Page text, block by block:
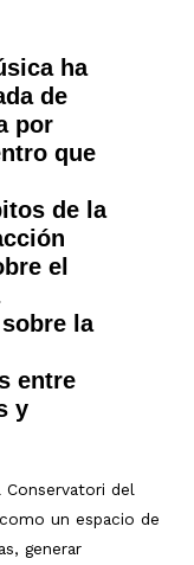
ha
de
por
que
de la
el
la
entre
y
del
un espacio de
generar